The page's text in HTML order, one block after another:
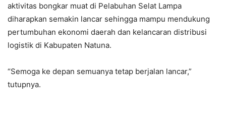
aktivitas bongkar muat di Pelabuhan Selat Lampa
diharapkan semakin lancar sehingga mampu mendukung
pertumbuhan ekonomi daerah dan kelancaran distribusi
logistik di Kabupaten Natuna.
“Semoga ke depan semuanya tetap berjalan lancar,”
tutupnya.